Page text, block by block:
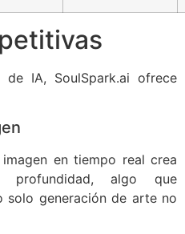
IA, SoulSpark.ai ofrece
en tiempo real crea
profundidad, algo que
solo generación de arte no